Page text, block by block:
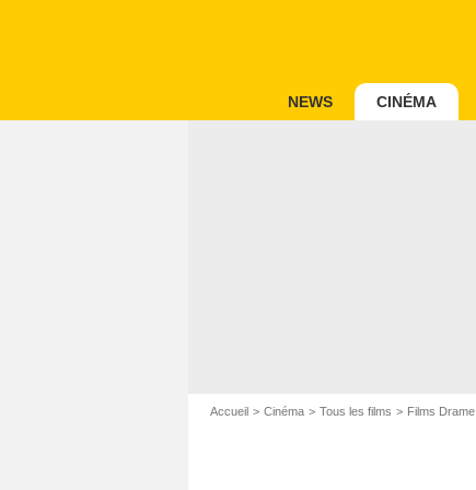
NEWS CINÉMA
Accueil Cinéma Tous les films Films Drame